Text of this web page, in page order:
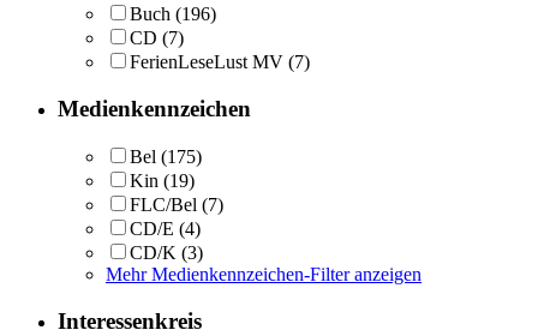
Buch (196)
CD (7)
FerienLeseLust MV (7)
Medienkennzeichen
Bel (175)
Kin (19)
FLC/Bel (7)
CD/E (4)
CD/K (3)
Mehr Medienkennzeichen-Filter anzeigen
Interessenkreis